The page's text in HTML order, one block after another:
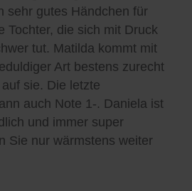
sehr gutes Händchen für
Tochter, die sich mit Druck
tut. Matilda kommt mit
Art bestens zurecht
sie. Die letzte
auch Note 1-. Daniela ist
und immer super
Sie nur wärmstens weiter